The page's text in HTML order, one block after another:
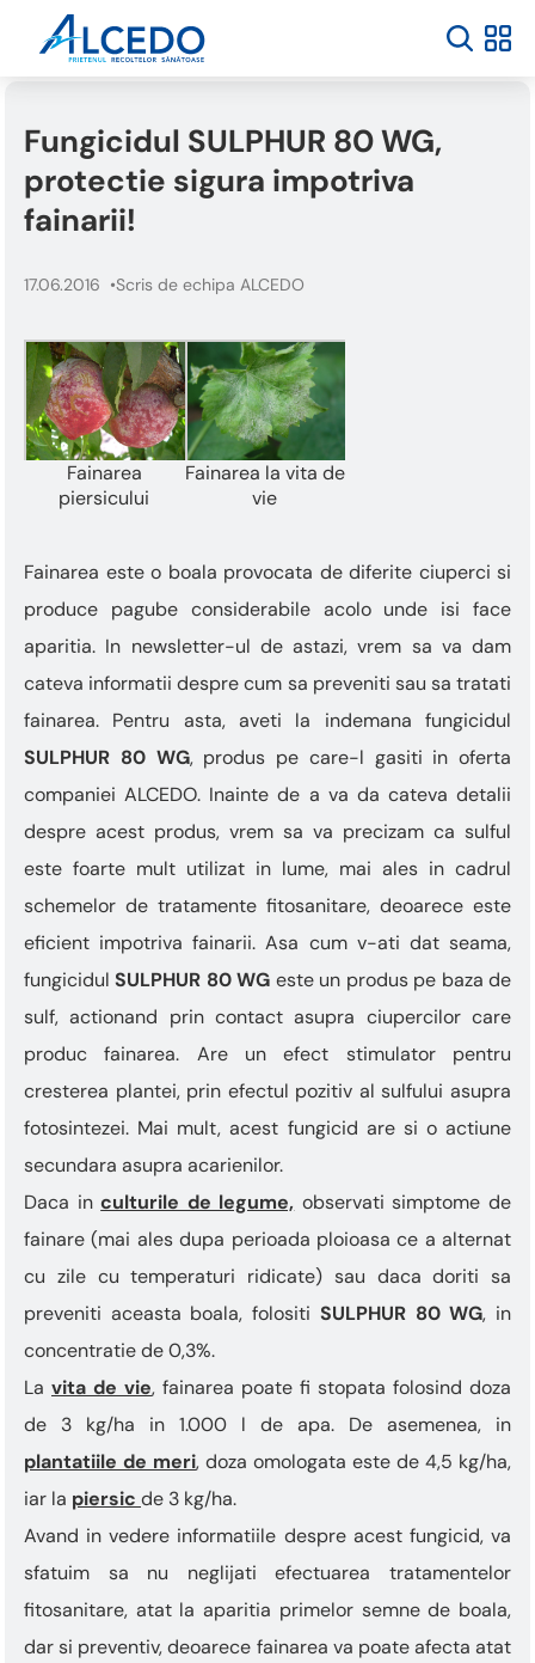
Fungicidul SULPHUR 80 WG,
protectie sigura impotriva
fainarii!
17.06.2016 Scris de echipa ALCEDO
Fainarea
piersicului
Fainarea la vita de
vie
Fainarea este o boala provocata de diferite ciuperci si
produce pagube considerabile acolo unde isi face
aparitia. In newsletter-ul de astazi, vrem sa va dam
cateva informatii despre cum sa preveniti sau sa tratati
fainarea. Pentru asta, aveti la indemana fungicidul
SULPHUR 80 WG, produs pe care-l gasiti in oferta
companiei ALCEDO. Inainte de a va da cateva detalii
despre acest produs, vrem sa va precizam ca sulful
este foarte mult utilizat in lume, mai ales in cadrul
schemelor de tratamente fitosanitare, deoarece este
eficient impotriva fainarii. Asa cum v-ati dat seama,
fungicidulSULPHUR 80 WG este un produs pe baza de
sulf, actionand prin contact asupra ciupercilor care
produc fainarea. Are un efect stimulator pentru
cresterea plantei, prin efectul pozitiv al sulfului asupra
fotosintezei. Mai mult, acest fungicid are si o actiune
secundara asupra acarienilor.
Daca inculturile de legume, observati simptome de
fainare (mai ales dupa perioada ploioasa ce a alternat
cu zile cu temperaturi ridicate) sau daca doriti sa
preveniti aceasta boala, folositi SULPHUR 80 WG, in
concentratie de 0,3%.
La vita de vie, fainarea poate fi stopata folosind doza
de 3 kg/ha in 1.000 l de apa. De asemenea, in
plantatiile de meri, doza omologata este de 4,5 kg/ha,
iar la piersic de 3 kg/ha.
Avand in vedere informatiile despre acest fungicid, va
sfatuim sa nu neglijati efectuarea tratamentelor
fitosanitare, atat la aparitia primelor semne de boala,
dar si preventiv, deoarece fainarea va poate afecta atat